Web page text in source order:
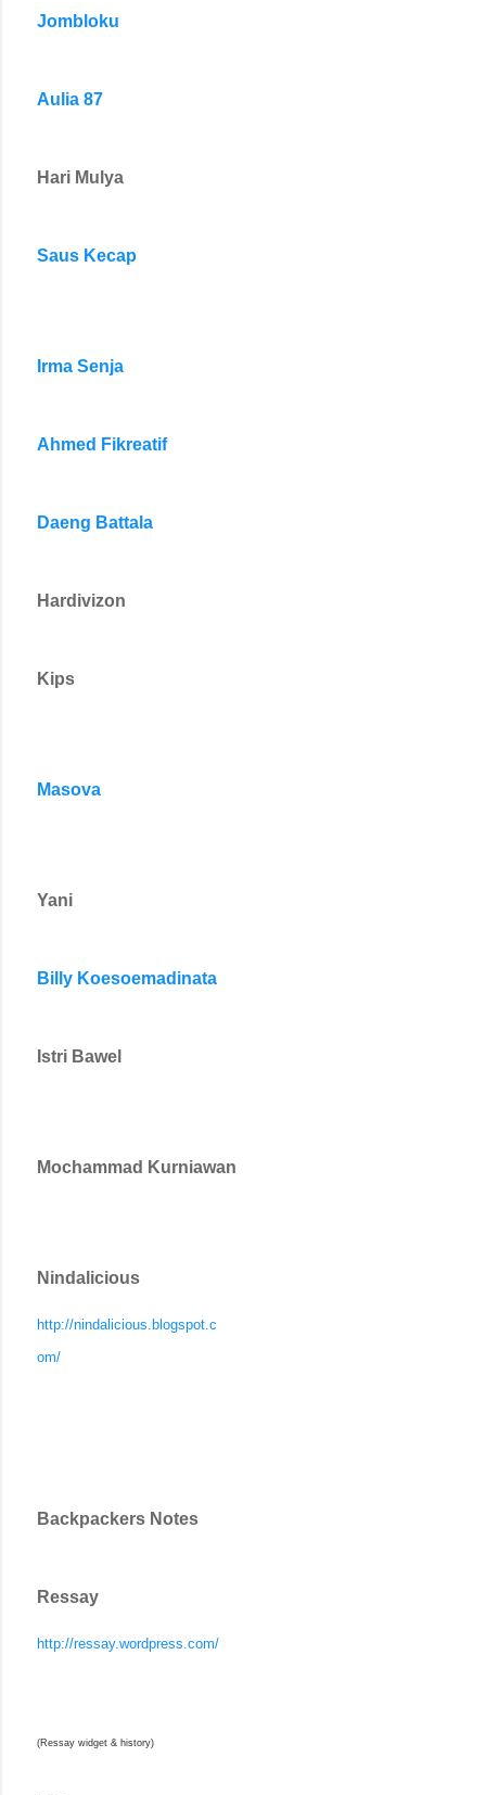
Jombloku
Aulia 87
Hari Mulya
Saus Kecap
Irma Senja
Ahmed Fikreatif
Daeng Battala
Hardivizon
Kips
Masova
Yani
Billy Koesoemadinata
Istri Bawel
Mochammad Kurniawan
Nindalicious
http://nindalicious.blogspot.c
om/
Backpackers Notes
Ressay
http://ressay.wordpress.com/
(Ressay widget & history)